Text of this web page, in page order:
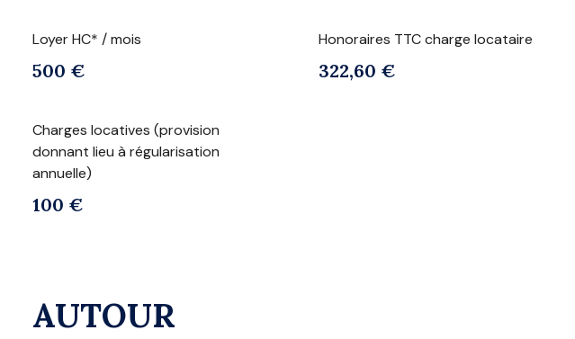
Loyer HC* / mois
500 €
Honoraires TTC charge locataire
322,60 €
Charges locatives (provision
donnant lieu à régularisation
annuelle)
100 €
AUTOUR